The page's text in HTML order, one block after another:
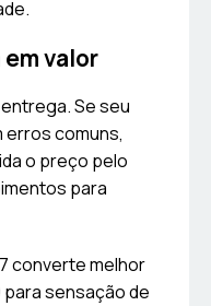
valor
Se seu
erros comuns,
o preço pelo
para
converte melhor
para sensação de